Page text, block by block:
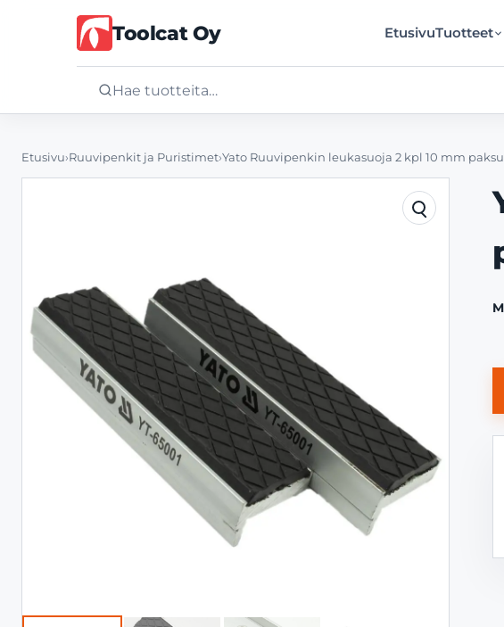
Toolcat Oy EtusivuTuotteet
Yritys
Yhteystiedot
Etusivu›Ruuvipenkit ja Puristimet›Yato Ruuvipenkin leukasuoja 2 kpl 10 mm